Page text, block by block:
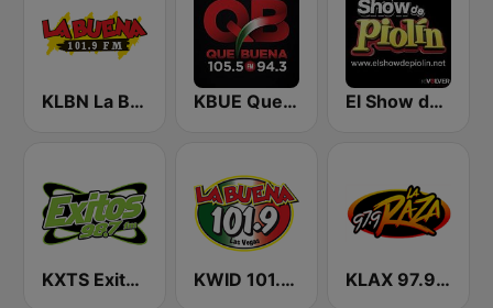
KLBN La Buena 101.9 FM KBUE Que Buena 105.5 / 94.3 FM (US Only) El Show de Piolín
KXTS Exitos 98.7 FM KWID 101.9 La Buena KLAX 97.9 La Raza FM